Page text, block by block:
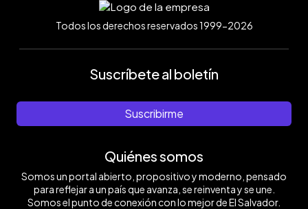
Todos los derechos reservados 1999-2026
Suscríbete al boletín
Suscribirme
Quiénes somos
Somos un portal abierto, propositivo y moderno, pensado
para reflejar a un país que avanza, se reinventa y se une.
Somos el punto de conexión con lo mejor de El Salvador.